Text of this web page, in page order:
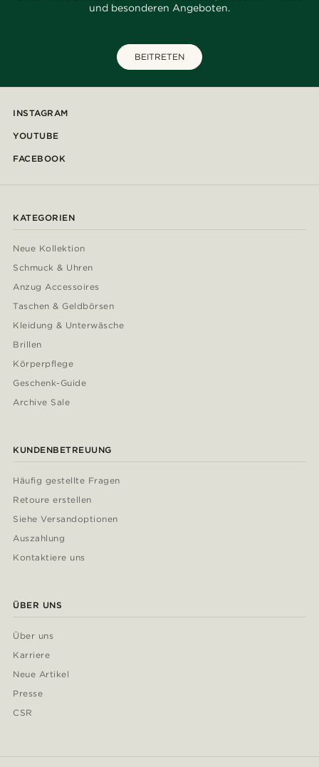
und besonderen Angeboten.
BEITRETEN
INSTAGRAM
YOUTUBE
FACEBOOK
KATEGORIEN
Neue Kollektion
Schmuck & Uhren
Anzug Accessoires
Taschen & Geldbörsen
Kleidung & Unterwäsche
Brillen
Körperpflege
Geschenk-Guide
Archive Sale
KUNDENBETREUUNG
Häufig gestellte Fragen
Retoure erstellen
Siehe Versandoptionen
Auszahlung
Kontaktiere uns
ÜBER UNS
Über uns
Karriere
Neue Artikel
Presse
CSR